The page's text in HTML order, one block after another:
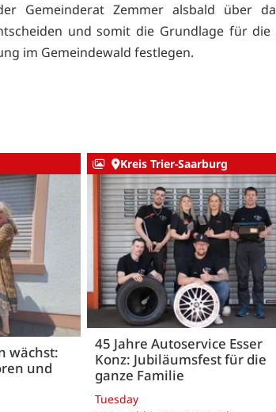
Gemeinderat Zemmer alsbald über
und somit die Grundlage für die
im Gemeindewald festlegen.
wächst:
und
Kreis Trier-Saarburg
45 Jahre Autoservice Esser
Konz: Jubiläumsfest für die
ganze Familie
Tuesday